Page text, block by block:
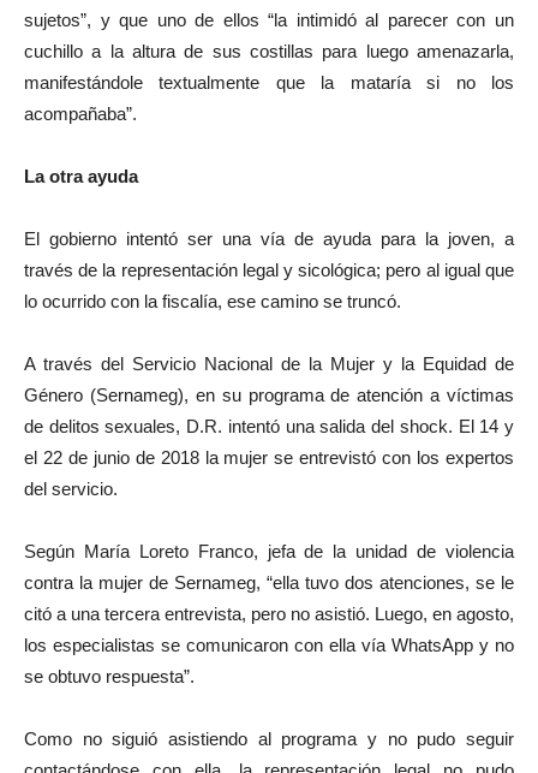
sujetos”, y que uno de ellos “la intimidó al parecer con un
cuchillo a la altura de sus costillas para luego amenazarla,
manifestándole textualmente que la mataría si no los
acompañaba”.
La otra ayuda
El gobierno intentó ser una vía de ayuda para la joven, a
través de la representación legal y sicológica; pero al igual que
lo ocurrido con la fiscalía, ese camino se truncó.
A través del Servicio Nacional de la Mujer y la Equidad de
Género (Sernameg), en su programa de atención a víctimas
de delitos sexuales, D.R. intentó una salida del shock. El 14 y
el 22 de junio de 2018 la mujer se entrevistó con los expertos
del servicio.
Según María Loreto Franco, jefa de la unidad de violencia
contra la mujer de Sernameg, “ella tuvo dos atenciones, se le
citó a una tercera entrevista, pero no asistió. Luego, en agosto,
los especialistas se comunicaron con ella vía WhatsApp y no
se obtuvo respuesta”.
Como no siguió asistiendo al programa y no pudo seguir